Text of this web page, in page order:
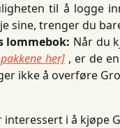
til å logge
sine, trenger du
lommebok: Når du
her] , er de
ikke å overføre
interessert i å kjøpe